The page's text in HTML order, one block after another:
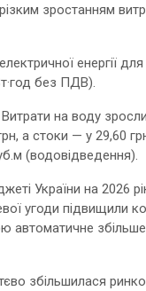
зростанням
енергії
без ПДВ).
Витрати на воду
а стоки — у 29,60
(водовідведення).
України на 2026
угоди підвищили
збільшилася